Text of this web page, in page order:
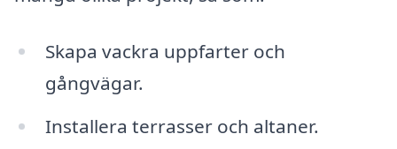
Skapa vackra uppfarter och
gångvägar.
Installera terrasser och altaner.